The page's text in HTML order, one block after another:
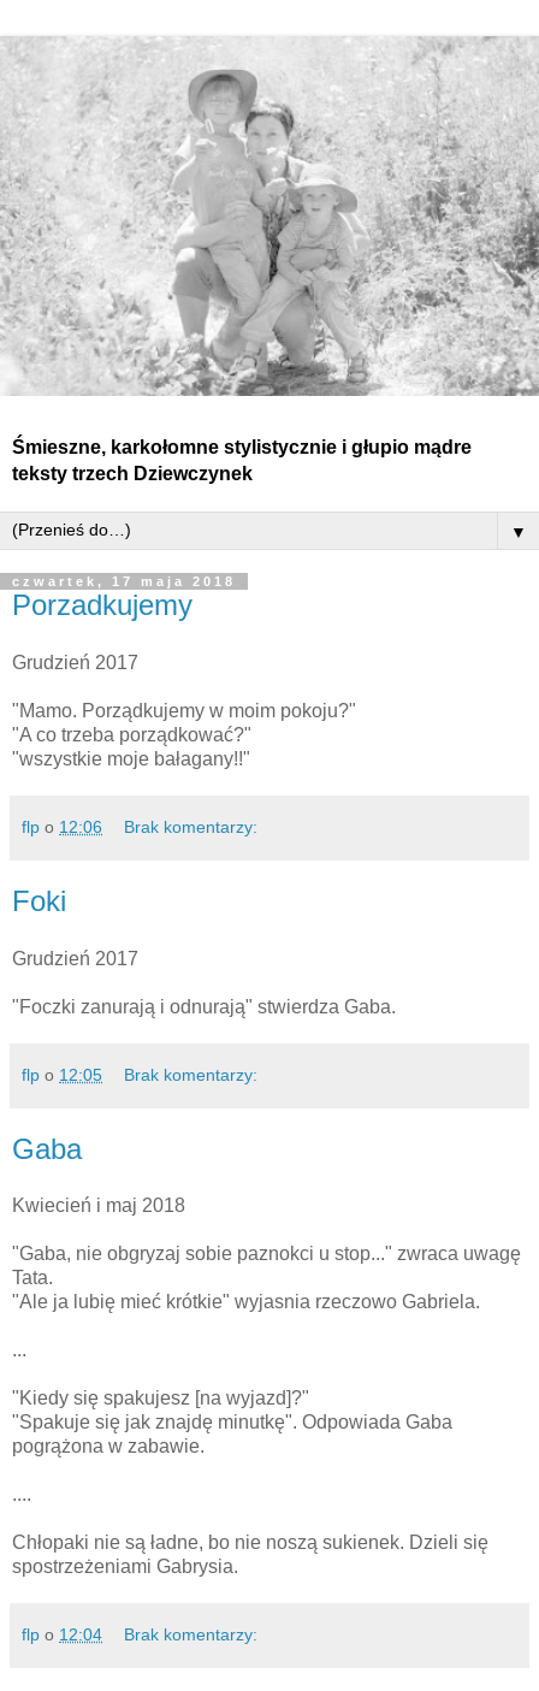
Śmieszne, karkołomne stylistycznie i głupio mądre
teksty trzech Dziewczynek
▼
czwartek, 17 maja 2018
Porzadkujemy
Grudzień 2017
"Mamo. Porządkujemy w moim pokoju?"
"A co trzeba porządkować?"
"wszystkie moje bałagany!!"
flp o 12:06 Brak komentarzy:
Foki
Grudzień 2017
"Foczki zanurają i odnurają" stwierdza Gaba.
flp o 12:05 Brak komentarzy:
Gaba
Kwiecień i maj 2018
"Gaba, nie obgryzaj sobie paznokci u stop..." zwraca uwagę
Tata.
"Ale ja lubię mieć krótkie" wyjasnia rzeczowo Gabriela.
...
"Kiedy się spakujesz [na wyjazd]?"
"Spakuje się jak znajdę minutkę". Odpowiada Gaba
pogrążona w zabawie.
....
Chłopaki nie są ładne, bo nie noszą sukienek. Dzieli się
spostrzeżeniami Gabrysia.
flp o 12:04 Brak komentarzy: